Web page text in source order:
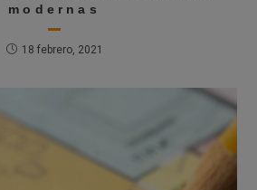
modernas
18 febrero, 2021